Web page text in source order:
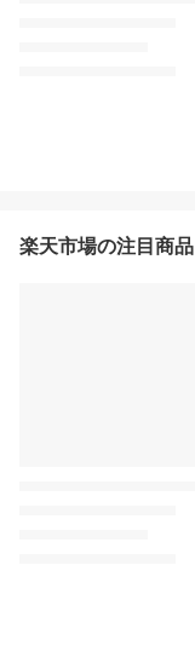
楽天市場の注目商品